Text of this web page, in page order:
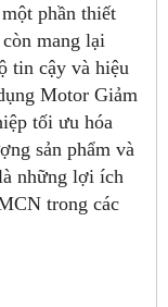
phần thiết
mang lại
tin cậy và hiệu
Motor Giảm
tối ưu hóa
sản phẩm và
những lợi ích
trong các